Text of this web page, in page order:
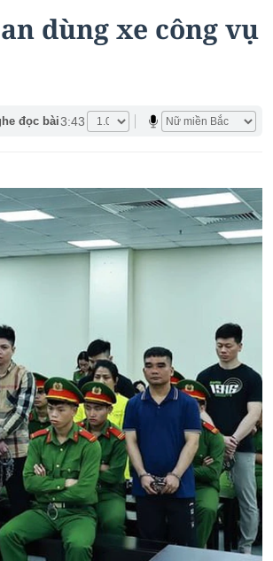
dùng xe công vụ
đọc bài3:43